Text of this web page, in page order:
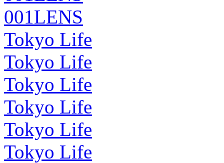
001LENS
Tokyo Life
Tokyo Life
Tokyo Life
Tokyo Life
Tokyo Life
Tokyo Life